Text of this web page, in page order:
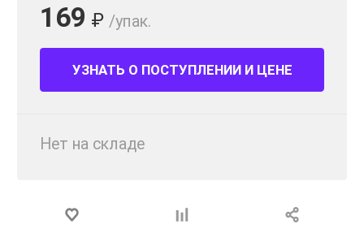
169 ₽ /упак.
УЗНАТЬ О ПОСТУПЛЕНИИ И ЦЕНЕ
Нет на складе